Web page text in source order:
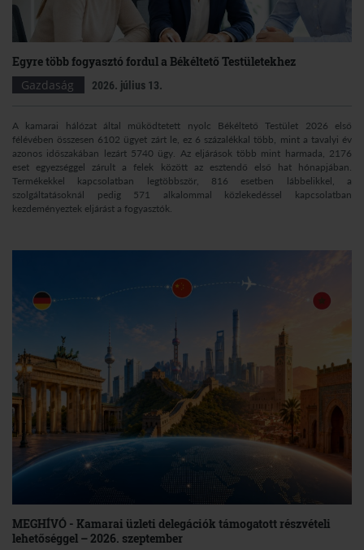
Egyre több fogyasztó fordul a Békéltető Testületekhez
Gazdaság
2026. július 13.
A kamarai hálózat által működtetett nyolc Békéltető Testület 2026 első
félévében összesen 6102 ügyet zárt le, ez 6 százalékkal több, mint a tavalyi év
azonos időszakában lezárt 5740 ügy. Az eljárások több mint harmada, 2176
eset egyezséggel zárult a felek között az esztendő első hat hónapjában.
Termékekkel kapcsolatban legtöbbször, 816 esetben lábbelikkel, a
szolgáltatásoknál pedig 571 alkalommal közlekedéssel kapcsolatban
kezdeményeztek eljárást a fogyasztók.
MEGHÍVÓ - Kamarai üzleti delegációk támogatott részvételi
lehetőséggel – 2026. szeptember